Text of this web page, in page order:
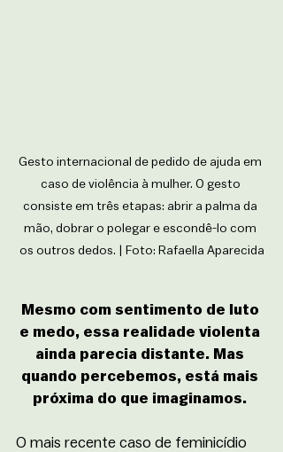
Gesto internacional de pedido de ajuda em
caso de violência à mulher. O gesto
consiste em três etapas: abrir a palma da
mão, dobrar o polegar e escondê-lo com
os outros dedos. | Foto: Rafaella Aparecida
Mesmo com sentimento de luto
e medo, essa realidade violenta
ainda parecia distante. Mas
quando percebemos, está mais
próxima do que imaginamos.
O mais recente caso de feminicídio